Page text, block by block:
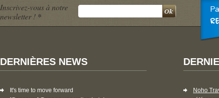
Inscrivez-vous à notre
newsletter ! *
DERNIÈRES NEWS
It's time to move forward
Noho